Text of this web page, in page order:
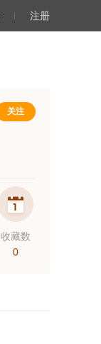
注册
关注
收藏数
0